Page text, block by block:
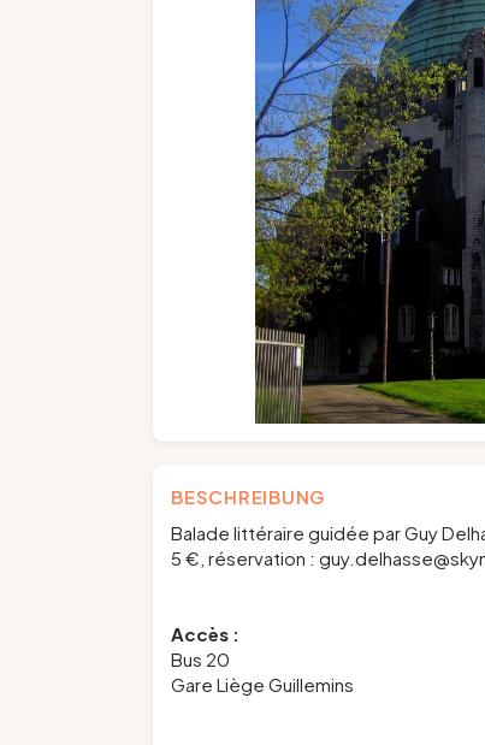
BESCHREIBUNG
Balade littéraire guidée par Guy
5 €, réservation :
Accès :
Bus 20
Gare Liège Guillemins